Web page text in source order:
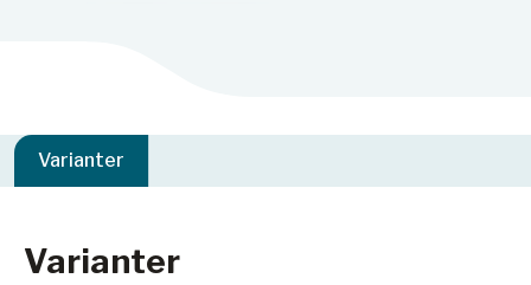
Varianter
Varianter